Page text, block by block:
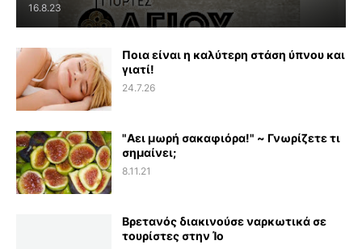
16.8.23
Ποια είναι η καλύτερη στάση ύπνου και
γιατί!
24.7.26
"Αει μωρή σακαφιόρα!" ~ Γνωρίζετε τι
σημαίνει;
8.11.21
Βρετανός διακινούσε ναρκωτικά σε
τουρίστες στην Ίο